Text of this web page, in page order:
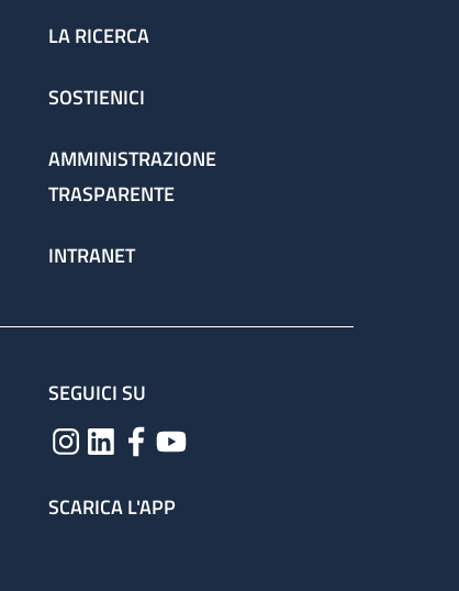
LA RICERCA
SOSTIENICI
AMMINISTRAZIONE
TRASPARENTE
INTRANET
SEGUICI SU
SCARICA L'APP